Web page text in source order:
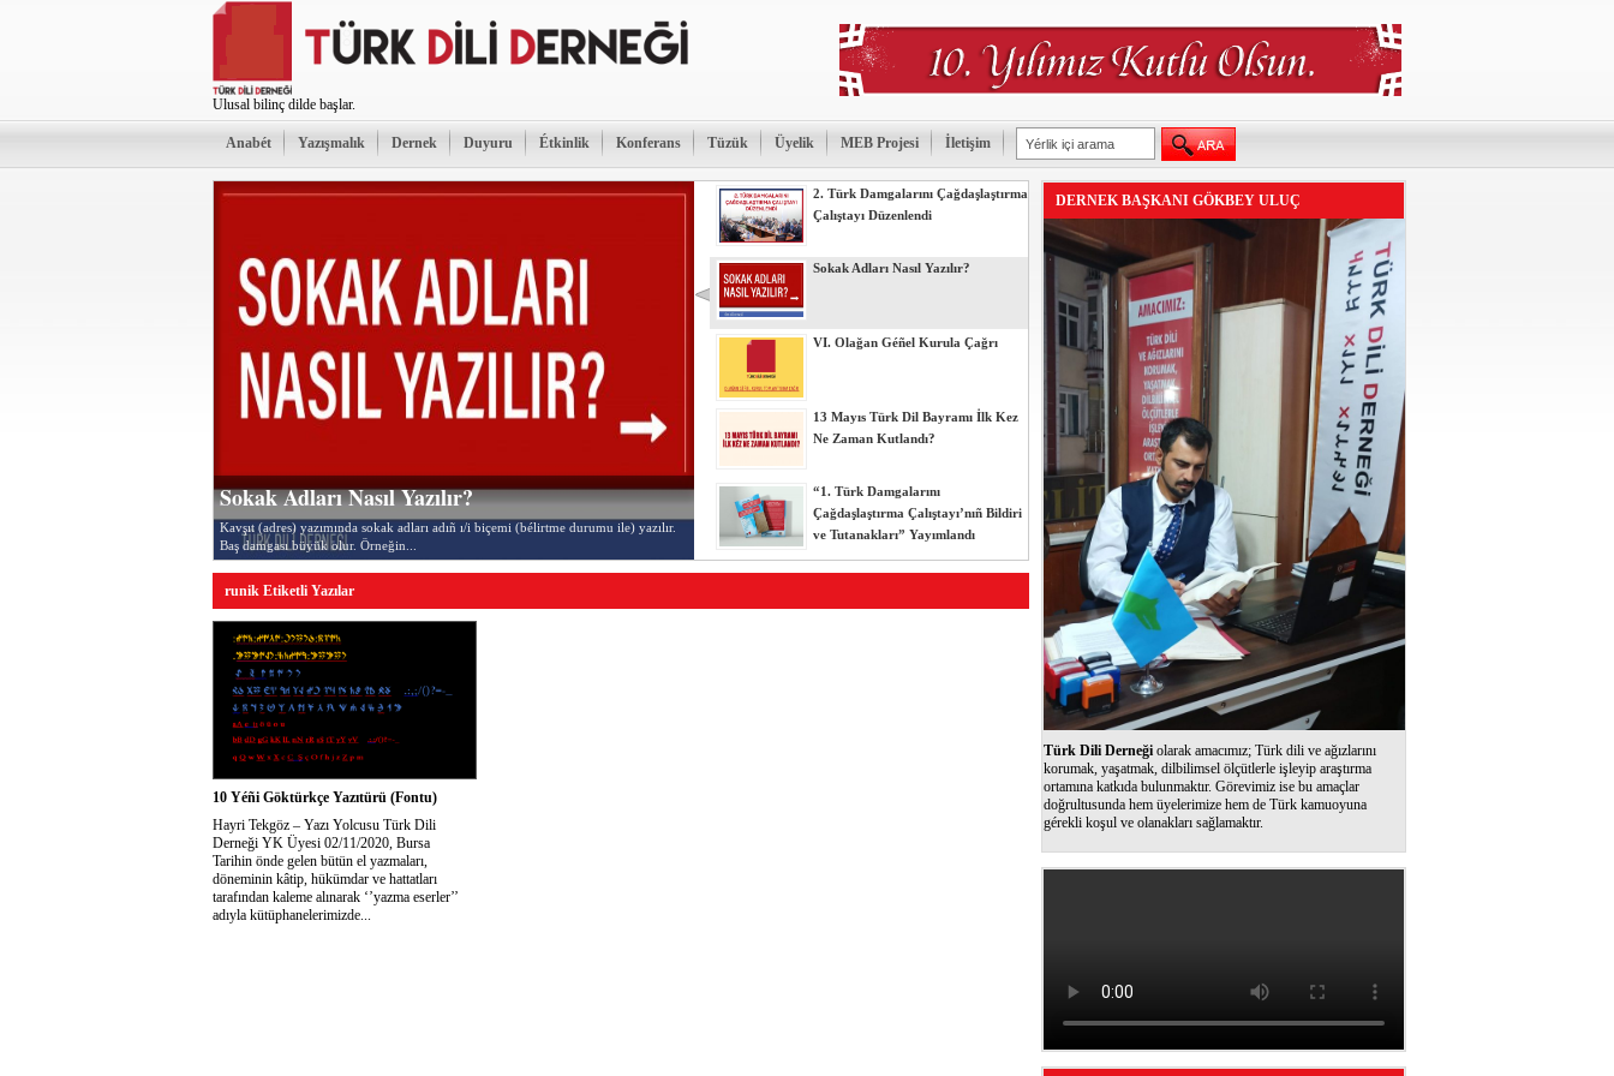
Ulusal bilinç dilde başlar.
Anabét Yazışmalık Dernek Duyuru Étkinlik Konferans Tüzük Üyelik MEB Projesi İletişim
2. Türk Damgalarını Çağdaşlaştırma
Çalıştayı Düzenlendi
Sokak Adları Nasıl Yazılır?
VI. Olağan Géñel Kurula Çağrı
13 Mayıs Türk Dil Bayramı İlk Kez
Ne Zaman Kutlandı?
“1. Türk Damgalarını
Çağdaşlaştırma Çalıştayı’nıñ Bildiri
ve Tutanakları” Yayımlandı
Sokak Adları Nasıl Yazılır?
Kavşıt (adres) yazımında sokak adları adıñ ı/i biçemi (bélirtme durumu ile) yazılır.
Baş damgası büyük olur. Örneğin...
runik Etiketli Yazılar
10 Yéñi Göktürkçe Yazıtürü (Fontu)
Hayri Tekgöz – Yazı Yolcusu Türk Dili
Derneği YK Üyesi 02/11/2020, Bursa
Tarihin önde gelen bütün el yazmaları,
döneminin kâtip, hükümdar ve hattatları
tarafından kaleme alınarak ‘’yazma eserler’’
adıyla kütüphanelerimizde...
DERNEK BAŞKANI GÖKBEY ULUÇ
Türk Dili Derneği olarak amacımız; Türk dili ve ağızlarını
korumak, yaşatmak, dilbilimsel ölçütlerle işleyip araştırma
ortamına katkıda bulunmaktır. Görevimiz ise bu amaçlar
doğrultusunda hem üyelerimize hem de Türk kamuoyuna
gérekli koşul ve olanakları sağlamaktır.